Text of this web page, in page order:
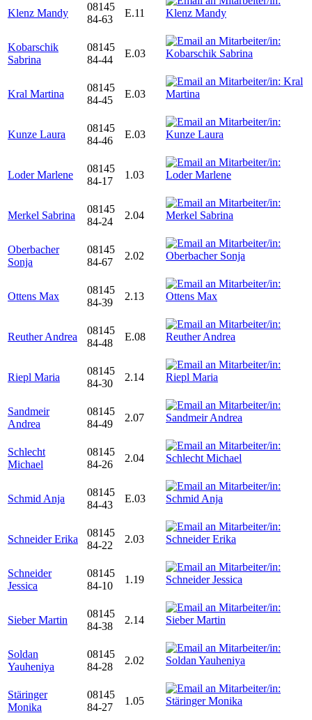
Klenz Mandy
08145
84-63
E.11
Kobarschik
Sabrina
08145
84-44
E.03
Kral Martina
08145
84-45
E.03
Kunze Laura
08145
84-46
E.03
Loder Marlene
08145
84-17
1.03
Merkel Sabrina
08145
84-24
2.04
Oberbacher
Sonja
08145
84-67
2.02
Ottens Max
08145
84-39
2.13
Reuther Andrea
08145
84-48
E.08
Riepl Maria
08145
84-30
2.14
Sandmeir
Andrea
08145
84-49
2.07
Schlecht
Michael
08145
84-26
2.04
Schmid Anja
08145
84-43
E.03
Schneider Erika
08145
84-22
2.03
Schneider
Jessica
08145
84-10
1.19
Sieber Martin
08145
84-38
2.14
Soldan
Yauheniya
08145
84-28
2.02
Stäringer
Monika
08145
84-27
1.05